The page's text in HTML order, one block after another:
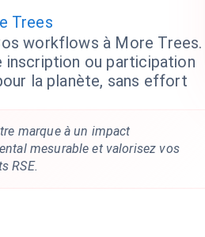
Trees
workflows à More Trees.
inscription ou participation
la planète, sans effort
marque à un impact
mesurable et valorisez vos
RSE.